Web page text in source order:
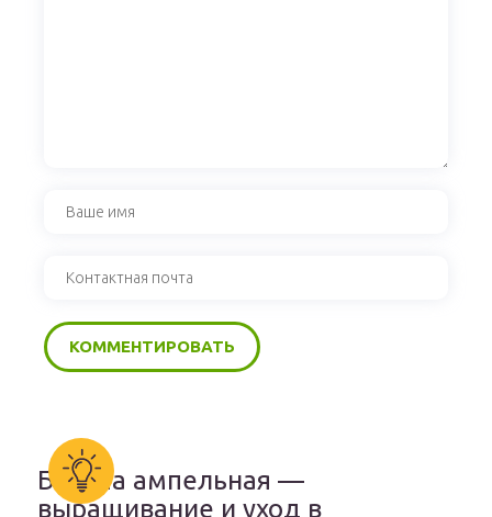
Бакопа ампельная —
выращивание и уход в